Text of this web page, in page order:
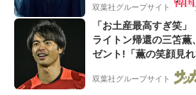
双葉社グループサイト
「お土産最高すぎ笑
ライトン帰還の三笘薫
ゼント!「薫の笑顔見
のリュテル可愛すぎ」
双葉社グループサイト